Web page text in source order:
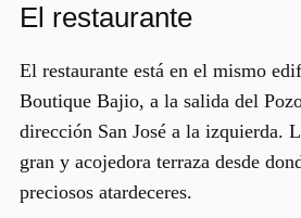
El restaurante
El restaurante está en el mismo
Boutique Bajio, a la salida del
dirección San José a la izquierda.
gran y acojedora terraza desde
preciosos atardeceres.